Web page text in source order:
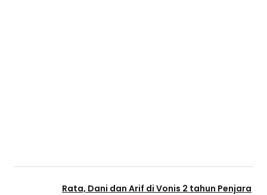
Rata, Dani dan Arif di Vonis 2 tahun Penjara